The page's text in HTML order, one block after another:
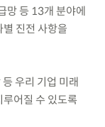
망 등 13개 분야에
진전 사항을
우리 기업 미래
어질 수 있도록